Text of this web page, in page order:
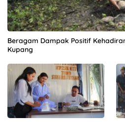
Beragam Dampak Positif
Kupang